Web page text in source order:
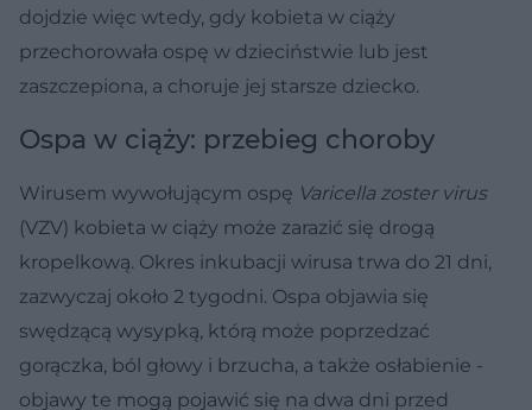
dojdzie więc wtedy, gdy kobieta w ciąży
przechorowała ospę w dzieciństwie lub jest
zaszczepiona, a choruje jej starsze dziecko.
Ospa w ciąży: przebieg choroby
Wirusem wywołującym ospę Varicella zoster virus
(VZV) kobieta w ciąży może zarazić się drogą
kropelkową. Okres inkubacji wirusa trwa do 21 dni,
zazwyczaj około 2 tygodni. Ospa objawia się
swędzącą wysypką, którą może poprzedzać
gorączka, ból głowy i brzucha, a także osłabienie -
objawy te mogą pojawić się na dwa dni przed